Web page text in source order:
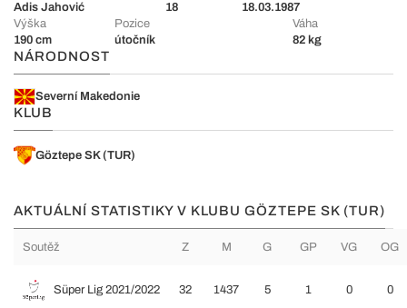
Adis Jahović
18
18.03.1987
Výška
190 cm
Pozice
útočník
Váha
82 kg
NÁRODNOST
Severní Makedonie
KLUB
Göztepe SK (TUR)
AKTUÁLNÍ STATISTIKY V KLUBU GÖZTEPE SK (TUR)
Soutěž Z M G GP VG OG
Süper Lig 2021/2022 32 1437 5 1 0 0